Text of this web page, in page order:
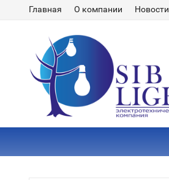
Главная О компании Новости